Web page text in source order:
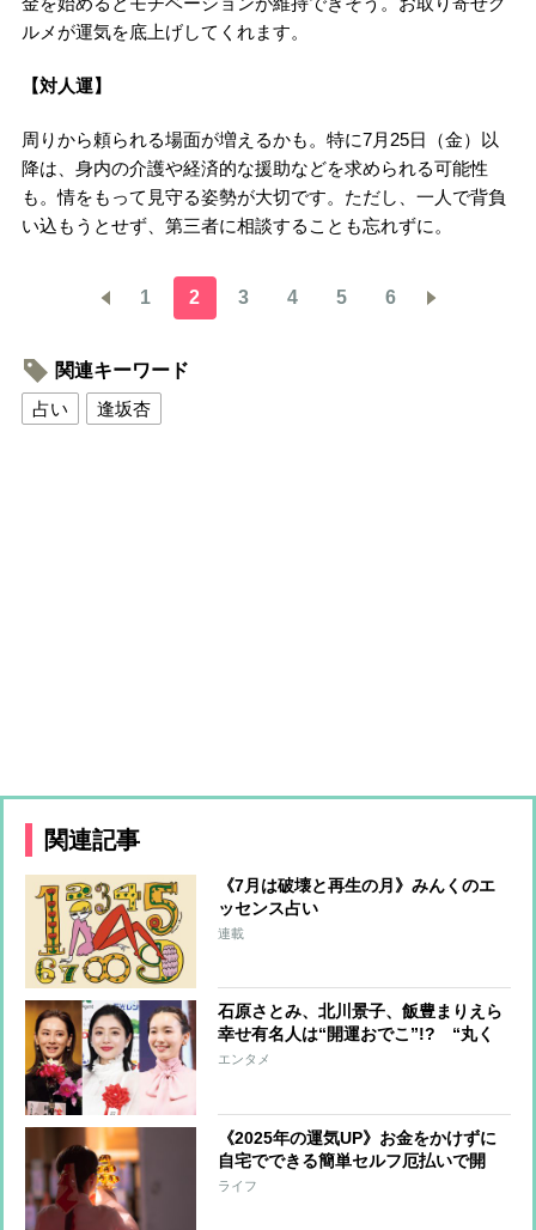
ルメが運気を底上げしてくれます。
【対人運】
周りから頼られる場面が増えるかも。特に7月25日（金）以
降は、身内の介護や経済的な援助などを求められる可能性
も。情をもって見守る姿勢が大切です。ただし、一人で背負
い込もうとせず、第三者に相談することも忘れずに。
1 2 3 4 5 6
関連キーワード
占い
逢坂杏
関連記事
《7月は破壊と再生の月》みんくのエ
ッセンス占い
連載
石原さとみ、北川景子、飯豊まりえら
幸せ有名人は“開運おでこ”!? “丸く
て広い最強おでこ”の作り方を専門家
エンタメ
《2025年の運気UP》お金をかけずに
自宅でできる簡単セルフ厄払いで開
運！厄を祓って吉を呼び込む
ライフ